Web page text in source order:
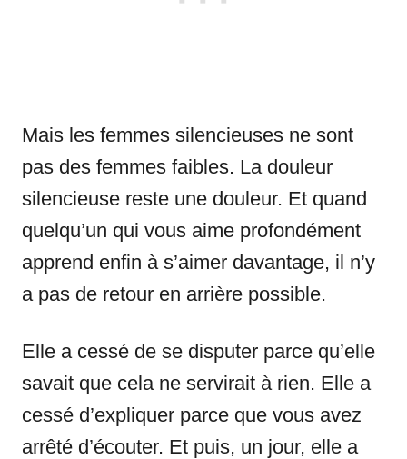
Mais les femmes silencieuses ne sont
pas des femmes faibles. La douleur
silencieuse reste une douleur. Et quand
quelqu’un qui vous aime profondément
apprend enfin à s’aimer davantage, il n’y
a pas de retour en arrière possible.
Elle a cessé de se disputer parce qu’elle
savait que cela ne servirait à rien. Elle a
cessé d’expliquer parce que vous avez
arrêté d’écouter. Et puis, un jour, elle a